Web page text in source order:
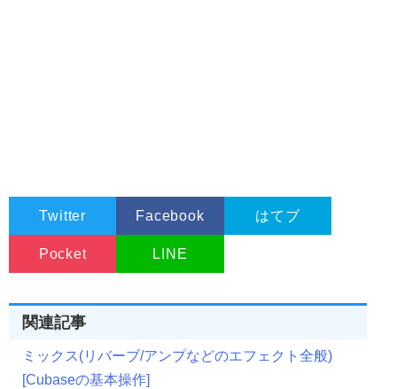
Twitter Facebook はてブ
Pocket LINE
関連記事
ミックス(リバーブ/アンプなどのエフェクト全般)
[Cubaseの基本操作]